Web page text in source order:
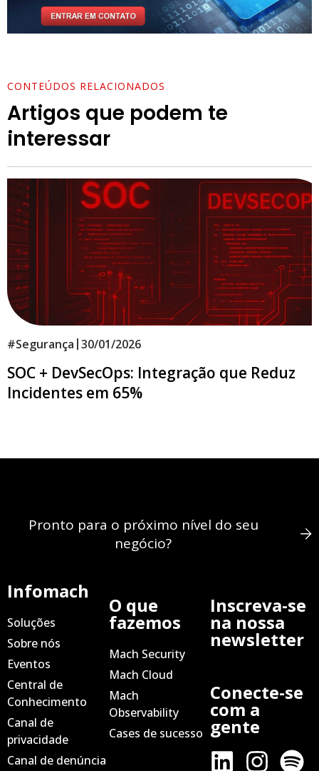
CONTEÚDOS RELACIONADOS
Artigos que podem te
interessar
#Segurança |30/01/2026
SOC + DevSecOps: Integração que Reduz
Incidentes em 65%
Pronto para o próximo nível do seu
negócio?
Infomach
Soluções
Sobre nós
Eventos
Central de
Conhecimento
Canal de
privacidade
Canal de denúncia
O que
fazemos
Mach Security
Mach Cloud
Mach
Observability
Cases de sucesso
Inscreva-se
na nossa
newsletter
Conecte-se
com a
gente